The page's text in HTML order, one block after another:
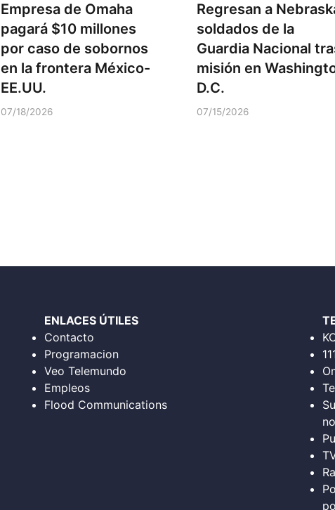
Empresa de Omaha
pagará $10 millones
por caso de sobornos
en la frontera México-
EE.UU.
07/18/2026
Regresan a
soldados de la
Guardia Nacional
misión en
D.C.
07/15/2026
ENLACES ÚTILES
Contacto
Programacion
Veo Telemundo
Empleos
Flood Communications